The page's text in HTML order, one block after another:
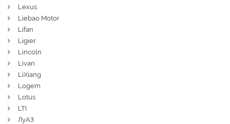
Lexus
Liebao Motor
Lifan
Ligier
Lincoln
Livan
LiXiang
Logem
Lotus
LTI
ЛуАЗ